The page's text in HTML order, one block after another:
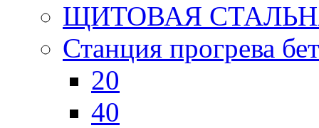
ЩИТОВАЯ
Станция прогрева
20
40